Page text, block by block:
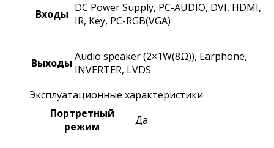
Входы DC Power Supply, PC-AUDIO, DVI, HDMI,
IR, Key, PC-RGB(VGA)
Выходы Audio speaker (2×1W(8Ω)), Earphone,
INVERTER, LVDS
Эксплуатационные характеристики
Портретный
режим
Да